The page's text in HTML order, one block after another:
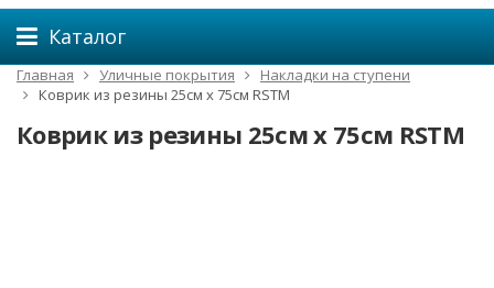
Каталог
Главная Уличные покрытия
Накладки на ступени
Коврик из резины 25см x 75см RSTM
Коврик из резины 25см x 75см RSTM